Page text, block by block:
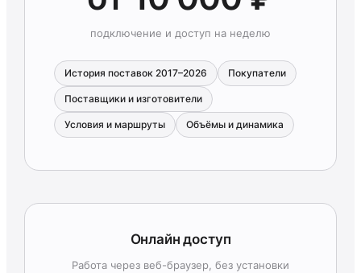
подключение и доступ на неделю
История поставок 2017–2026 Покупатели
Поставщики и изготовители
Условия и маршруты Объёмы и динамика
Онлайн доступ
Работа через веб-браузер, без установки